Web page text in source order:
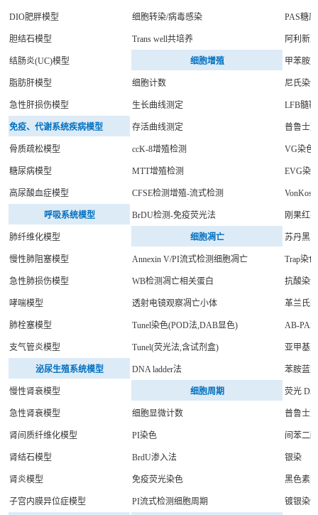
DIO肥胖模型 细胞转染/病毒感染 PAS糖
胆结石模型 Trans well共培养 阿利新
结肠炎(UC)模型 细胞增殖 甲苯胺
脂肪肝模型 细胞计数 尼氏染色
急性肝损伤模型 生长曲线测定 LFB髓
免疫、代谢系统疾病模型 存活曲线测定 普鲁士
骨质疏松模型 ccK-8增殖检测 VG染色
糖尿病模型 MTT增殖检测 EVG染
高尿酸血症模型 CFSE检测增殖-流式检测
呼吸系统模型 BrDU检测-免疫荧光法 刚果红
肺纤维化模型 细胞凋亡 苏丹黑B
慢性肺阻塞模型 Annexin V/PI流式检测细胞凋亡 Trap染色
急性肺损伤模型 WB检测凋亡相关蛋白 抗酸染色
哮喘模型 透射电镜观察凋亡小体 革兰氏
肺栓塞模型 Tunel染色(POD法,DAB显色) AB-PAS
支气管炎模型 Tunel(荧光法,含试剂盒) 亚甲基
泌尿生殖系统模型 DNA ladder法 苯胺蓝
慢性肾衰模型 细胞周期 荧光
急性肾衰模型 细胞显微计数 普鲁士
肾间质纤维化模型 PI染色 间苯二
肾结石模型 BrdU渗入法 银染
肾炎模型 免疫荧光染色 黑色素
子宫内膜异位症模型 PI流式检测细胞周期 镀银染色